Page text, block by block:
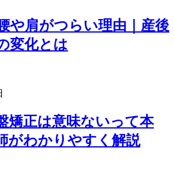
や肩がつらい理由｜産後
変化とは
矯正は意味ないって本
がわかりやすく解説